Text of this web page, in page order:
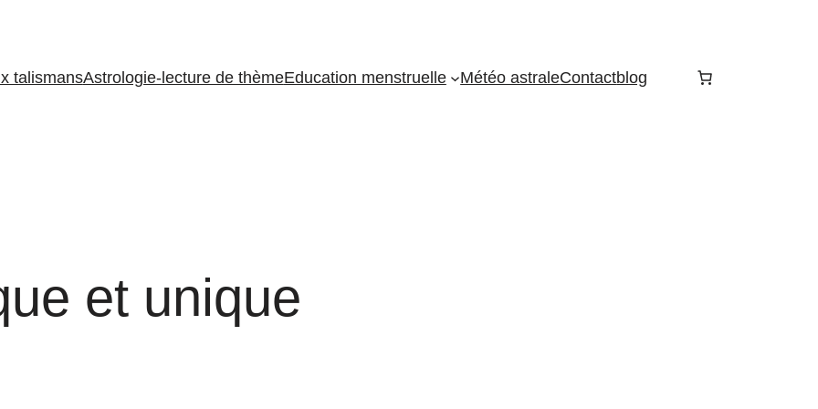
talismansAstrologie-lecture de thèmeEducation menstruelle Météo astraleContactblog
et unique